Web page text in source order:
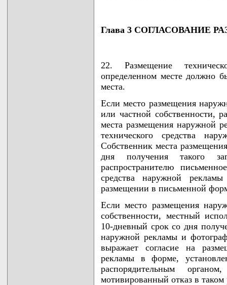
Глава 3 СОГЛАСОВАНИЕ
22. Размещение
определенном месте должно
места.
Если место размещения
или частной собственности,
места размещения наружной
технического средства
Собственник места
дня получения такого
распространителю
средства наружной
размещении в письменной
Если место размещения
собственности, местный
10-дневный срок со дня
наружной рекламы и
выражает согласие на
рекламы в форме,
распорядительным
мотивированный отказ в